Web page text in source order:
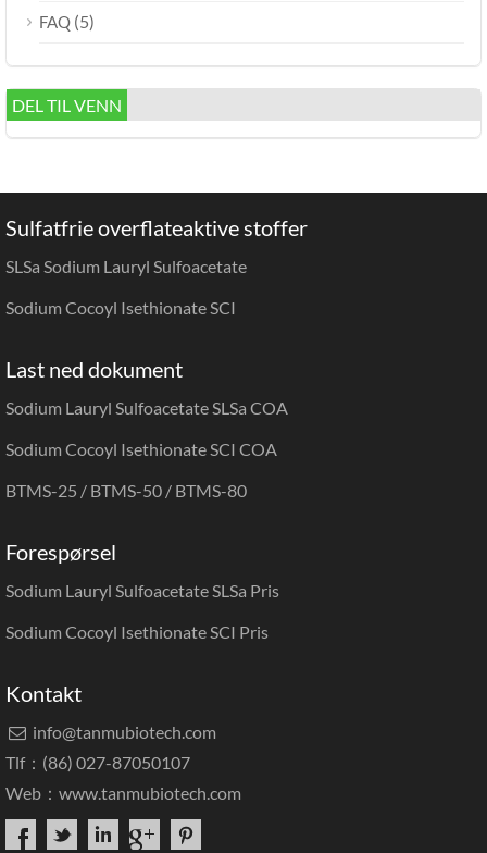
FAQ (5)
DEL TIL VENN
Sulfatfrie overflateaktive stoffer
SLSa Sodium Lauryl Sulfoacetate
Sodium Cocoyl Isethionate SCI
Last ned dokument
Sodium Lauryl Sulfoacetate SLSa COA
Sodium Cocoyl Isethionate SCI COA
BTMS-25 / BTMS-50 / BTMS-80
Forespørsel
Sodium Lauryl Sulfoacetate SLSa Pris
Sodium Cocoyl Isethionate SCI Pris
Kontakt
 info@tanmubiotech.com
Tlf：(86) 027-87050107
Web： www.tanmubiotech.com